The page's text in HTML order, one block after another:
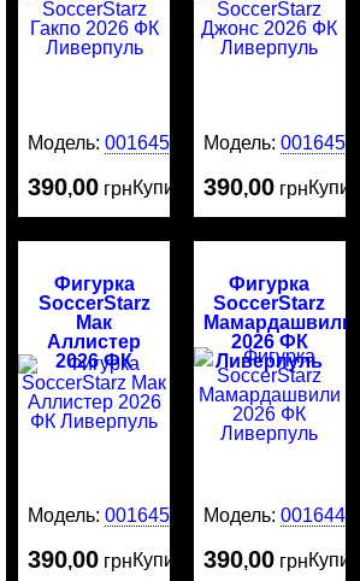
Модель:0016453
390,00 грнКупить
Модель:0016452
390,00 грнКупить
Фигурка
SoccerStarz
Мак
Аллистер
2026 ФК
Ливерпуль
Модель:0016450
390,00 грнКупить
Фигурка
SoccerStarz
Мамардашвили
2026 ФК
Ливерпуль
Модель:0016449
390,00 грнКупить